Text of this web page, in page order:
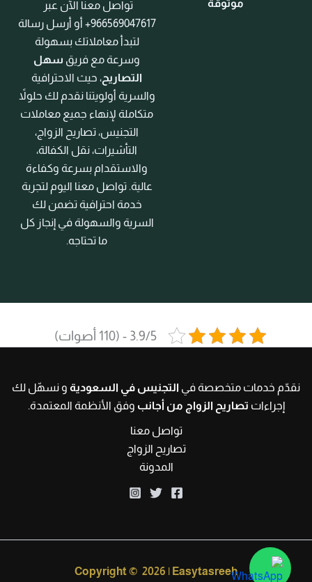
موثوقة
تواصل معنا الآن عبر
966569047617+ أو أرسل رسالة
لتبدأ معاملاتك بسهولة
وسرعة مع فريق سهل
التصاريح، حيث الاحترافية
والسرية أولويتنا نقدم لك حلولاً
متكاملة لإنهاء جميع معاملات
التجنيس، تصاريح الزواج،
التأشيرات، نقل الكفالة،
والاستقدام بسرعة وكفاءة
عالية. تواصل معنا اليوم لتجربة
خدمة احترافية تضمن لك
السرية والسهولة في إنجاز كل
ما تحتاجه.
3.9/5 - (110 أصوات)
نقدّم خدمات متخصصة في التجنيس في السعودية و نسهّل لك
إجراءات تصاريح الزواج من أجانب وفق الأنظمة المعتمدة.
تواصل معنا
تصاريح الزواج
المدونة
Copyright © 2026 | Easytasreeh